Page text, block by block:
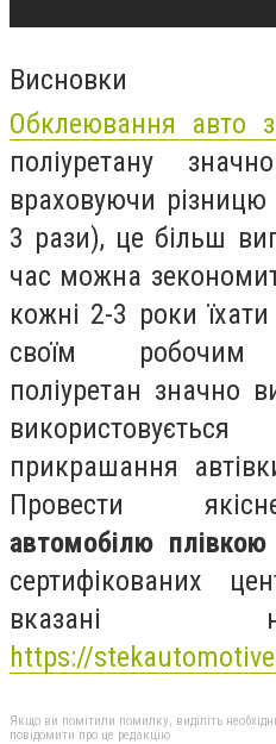
Висновки
Обклеювання авто
поліуретану
враховуючи
3 рази), це більш
час можна
кожні 2-3 роки
своїм робочим
поліуретан значно
прикрашання
Провести
автомобілю плівкою
сертифікованих
вказані
https://
Якщо ви помітили помилку, виділіть
повідомити про це редакцію